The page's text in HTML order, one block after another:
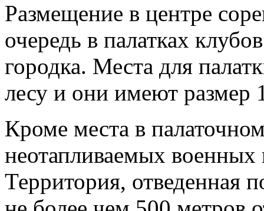
Размещение в центре
очередь в палатках
городка. Места для
лесу и они имеют размер
Кроме места в
неотапливаемых военных
Территория, отведенная